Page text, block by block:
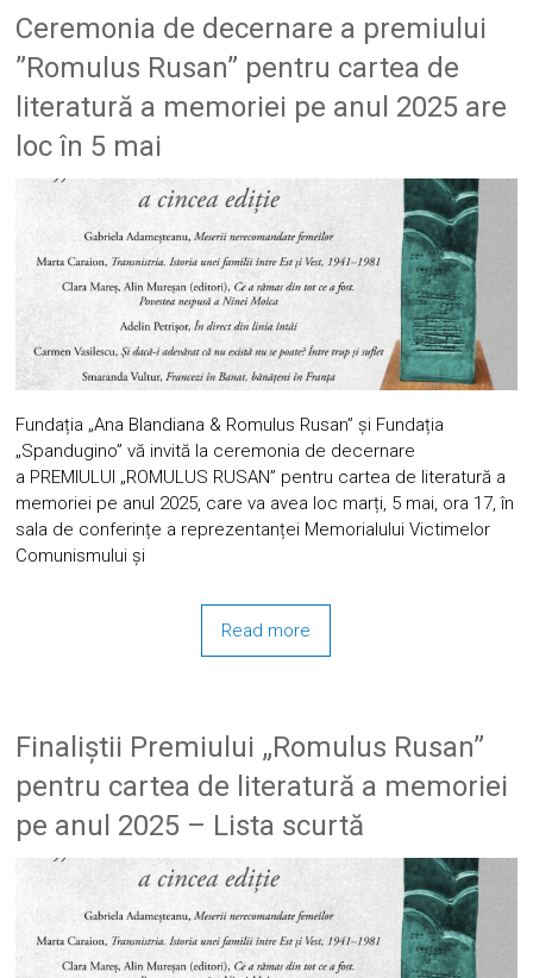
Ceremonia de decernare a premiului
”Romulus Rusan” pentru cartea de
literatură a memoriei pe anul 2025 are
loc în 5 mai
Fundația „Ana Blandiana & Romulus Rusan” și Fundația
„Spandugino” vă invită la ceremonia de decernare
a PREMIULUI „ROMULUS RUSAN” pentru cartea de literatură a
memoriei pe anul 2025, care va avea loc marți, 5 mai, ora 17, în
sala de conferințe a reprezentanței Memorialului Victimelor
Comunismului și
Read more
Finaliștii Premiului „Romulus Rusan”
pentru cartea de literatură a memoriei
pe anul 2025 – Lista scurtă